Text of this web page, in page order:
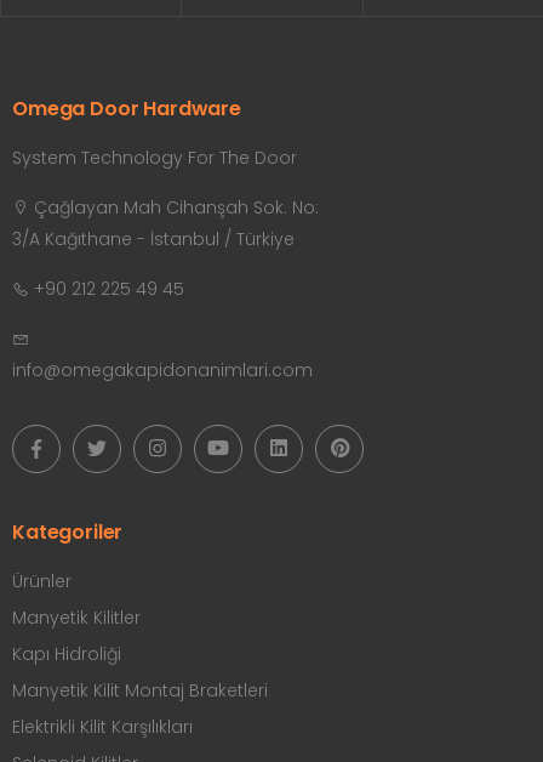
Omega Door Hardware
System Technology For The Door
Çağlayan Mah Cihanşah Sok. No:
3/A Kağıthane - İstanbul / Türkiye
+90 212 225 49 45
info@omegakapidonanimlari.com
Kategoriler
Ürünler
Manyetik Kilitler
Kapı Hidroliği
Manyetik Kilit Montaj Braketleri
Elektrikli Kilit Karşılıkları